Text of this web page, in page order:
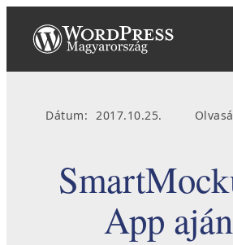
tartalomhoz
Dátum: 2017.10.25.
App